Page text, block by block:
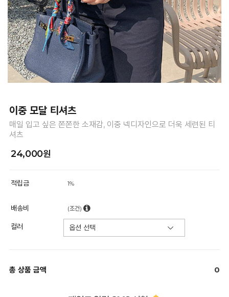
이중 모달 티셔츠
매일 입고 싶은 쫀쫀한 소재감, 이중 넥디자인으로 더욱 세련된 티
셔츠
24,000원
적립금 1%
배송비 (조건)
컬러
총 상품 금액 0